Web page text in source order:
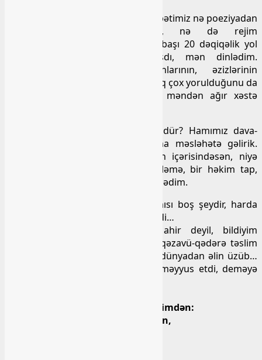
Bu dəfə ilk dəfə idi ki, yol boyu söhbətimiz nə poeziyadan
oldu, nə Vətən nisgilindən, nə də rejim
eybəcərliklərindən. Bu qısa, uzaq başı 20 dəqiqəlik yol
yoldaşlığımızda ancaq o danışdı, mən dinlədim.
Problemlərindən danışdı, yaxınlarının, əzizlərinin
qayğılarından danışdı və axırda artıq çox yorulduğunu da
dilə gətirdi, – And olsun Allaha, məndən ağır xəstə
Nə danışıarsan, Mahir, bu nə sözdür? Hamımız dava-
dərman, həkim üçün sənin yanına məsləhətə gəlirik.
Sənə nə olub? Bu qədər həkimin içərisindəsən, niyə
özünə baxmırsan, başısoyuqluq eləmə, bir həkim tap,
düz-əməlli müalicə olun, deyə, kəkələdim.
Nə həkim ə, həkim var indi? Hamısı boş şeydir, harda
qırıldı, orda qalacaq, kimi sözlər dedi…
Gördüm ki, əmioğlu əvvəlki Mahir deyil, bildiyim
xarakterinin əksinə olaraq özünü qəzavü-qədərə təslim
edib, duydum ki dostum artıq bu dünyadan əlin üzüb…
Və bu tutqun mənzərə məni çox məyyus etdi, deməyə
Yadıma bir-iki bənd düşdü bir şeirimdən:
Baş götürüb bu dünyadan gedəsən,